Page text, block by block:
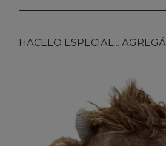
HACELO ESPECIAL... AGREGÁ